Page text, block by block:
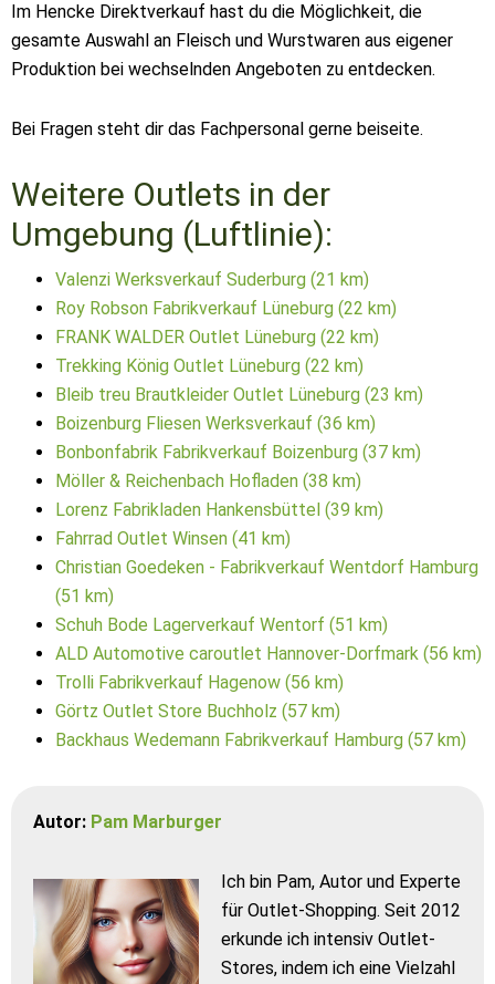
Im Hencke Direktverkauf hast du die Möglichkeit, die
gesamte Auswahl an Fleisch und Wurstwaren aus eigener
Produktion bei wechselnden Angeboten zu entdecken.
Bei Fragen steht dir das Fachpersonal gerne beiseite.
Weitere Outlets in der
Umgebung (Luftlinie):
Valenzi Werksverkauf Suderburg (21 km)
Roy Robson Fabrikverkauf Lüneburg (22 km)
FRANK WALDER Outlet Lüneburg (22 km)
Trekking König Outlet Lüneburg (22 km)
Bleib treu Brautkleider Outlet Lüneburg (23 km)
Boizenburg Fliesen Werksverkauf (36 km)
Bonbonfabrik Fabrikverkauf Boizenburg (37 km)
Möller & Reichenbach Hofladen (38 km)
Lorenz Fabrikladen Hankensbüttel (39 km)
Fahrrad Outlet Winsen (41 km)
Christian Goedeken - Fabrikverkauf Wentdorf Hamburg
(51 km)
Schuh Bode Lagerverkauf Wentorf (51 km)
ALD Automotive caroutlet Hannover-Dorfmark (56 km)
Trolli Fabrikverkauf Hagenow (56 km)
Görtz Outlet Store Buchholz (57 km)
Backhaus Wedemann Fabrikverkauf Hamburg (57 km)
Autor: Pam Marburger
Ich bin Pam, Autor und Experte
für Outlet-Shopping. Seit 2012
erkunde ich intensiv Outlet-
Stores, indem ich eine Vielzahl